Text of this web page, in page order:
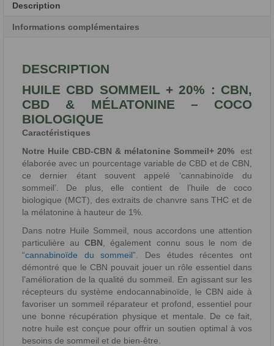
Description
Informations complémentaires
DESCRIPTION
HUILE CBD SOMMEIL + 20% : CBN,
CBD & MÉLATONINE – COCO
BIOLOGIQUE
Caractéristiques
Notre Huile CBD-CBN & mélatonine Sommeil+ 20%
est
élaborée avec un pourcentage variable de CBD et de CBN,
ce dernier étant souvent appelé ‘cannabinoïde du
sommeil’. De plus, elle contient de l’huile de coco
biologique (MCT), des extraits de chanvre sans THC et de
la mélatonine à hauteur de 1%.
Dans notre Huile Sommeil, nous accordons une attention
particulière auCBN , également connu sous le nom de
“cannabinoïde du sommeil”. Des études récentes ont
démontré que le CBN pouvait jouer un rôle essentiel dans
l’amélioration de la qualité du sommeil. En agissant sur les
récepteurs du système endocannabinoïde, le CBN aide à
favoriser un sommeil réparateur et profond, essentiel pour
une bonne récupération physique et mentale. De ce fait,
notre huile est conçue pour offrir un soutien optimal à vos
besoins de sommeil et de bien-être.